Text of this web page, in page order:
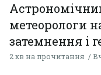
метеорологи
затемнення і
2 хв на прочитання